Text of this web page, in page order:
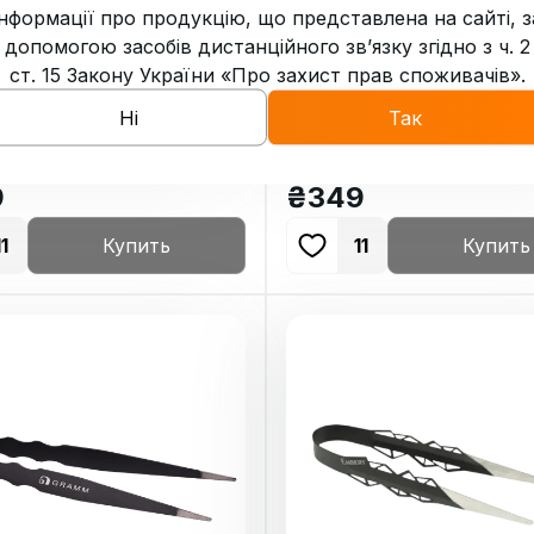
кальяна Gorilla
Купить
Monster Red
₴349
11 Купить
про продукцію, що представлена на сайті,
допомогою засобів дистанційного зв’язку згідно з ч. 2
ст. 15 Закону України «Про захист прав споживачів».
Ні
Так